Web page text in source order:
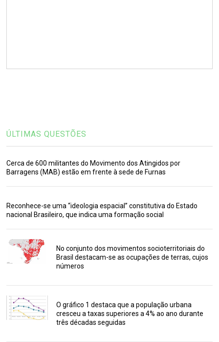
ÚLTIMAS QUESTÕES
Cerca de 600 militantes do Movimento dos Atingidos por
Barragens (MAB) estão em frente à sede de Furnas
Reconhece-se uma “ideologia espacial” constitutiva do Estado
nacional Brasileiro, que indica uma formação social
No conjunto dos movimentos socioterritoriais do
Brasil destacam-se as ocupações de terras, cujos
números
O gráfico 1 destaca que a população urbana
cresceu a taxas superiores a 4% ao ano durante
três décadas seguidas